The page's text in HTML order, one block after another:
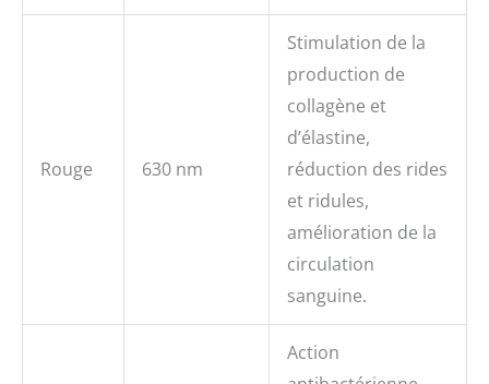
Rouge 630 nm
Stimulation de la
production de
collagène et
d’élastine,
réduction des rides
et ridules,
amélioration de la
circulation
sanguine.
Action